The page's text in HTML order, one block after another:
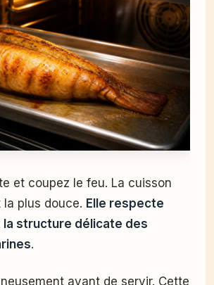
et coupez le feu. La cuisson
plus douce. Elle respecte
structure délicate des
.
avant de servir. Cette